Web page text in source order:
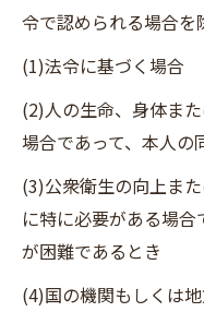
令で認められる場合を
(1)法令に基づく場合
(2)人の生命、身体ま
場合であって、本人の
(3)公衆衛生の向上ま
に特に必要がある場合
が困難であるとき
(4)国の機関もしくは